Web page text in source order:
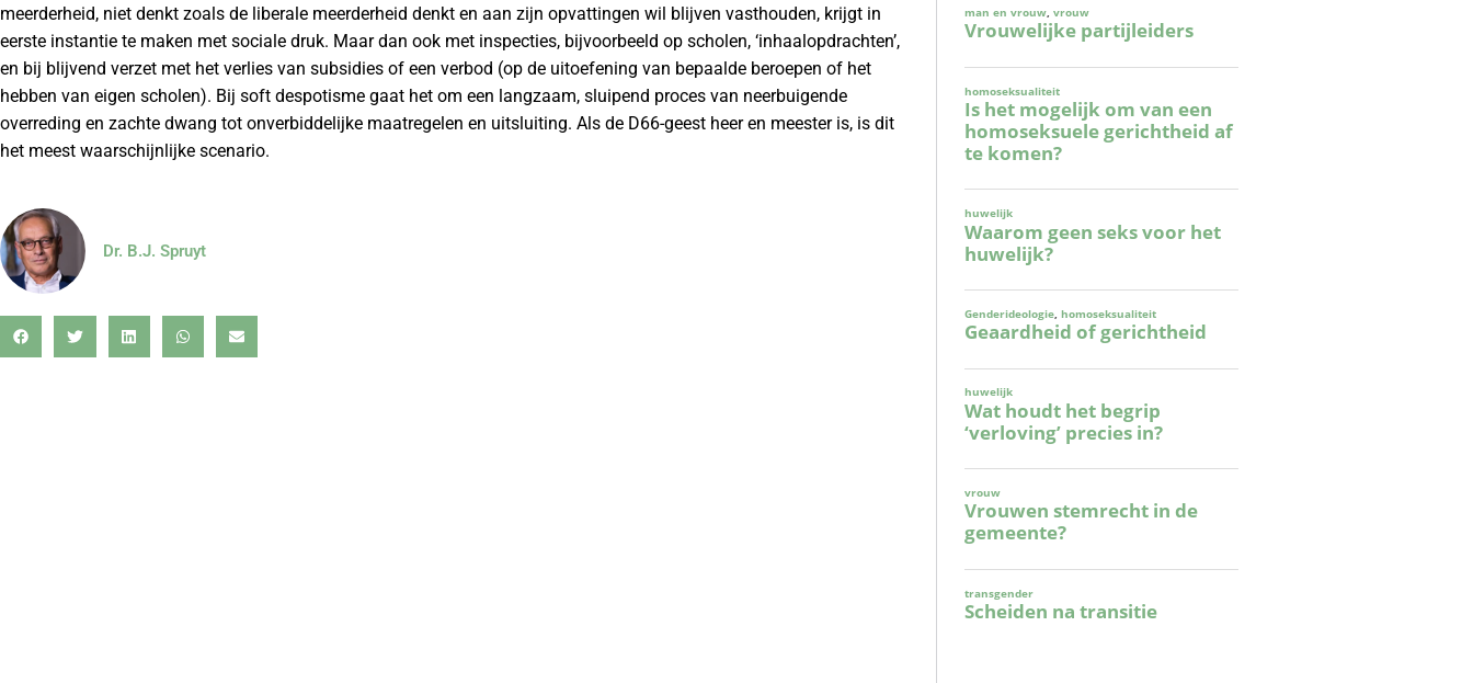
meerderheid, niet denkt zoals de liberale meerderheid denkt en aan zijn opvattingen wil blijven vasthouden, krijgt in
eerste instantie te maken met sociale druk. Maar dan ook met inspecties, bijvoorbeeld op scholen, ‘inhaalopdrachten’,
en bij blijvend verzet met het verlies van subsidies of een verbod (op de uitoefening van bepaalde beroepen of het
hebben van eigen scholen). Bij soft despotisme gaat het om een langzaam, sluipend proces van neerbuigende
overreding en zachte dwang tot onverbiddelijke maatregelen en uitsluiting. Als de D66-geest heer en meester is, is dit
het meest waarschijnlijke scenario.
Dr. B.J. Spruyt